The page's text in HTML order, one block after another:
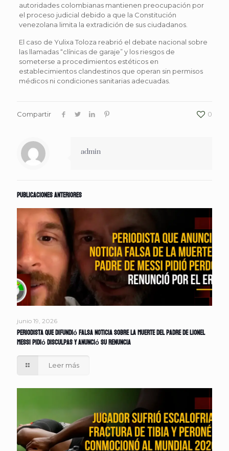
autoridades colombianas mantienen preocupación por
el proceso judicial debido a que la Constitución
venezolana limita la extradición de sus ciudadanos.
El caso de Yulixa Toloza reabrió el debate nacional sobre
las llamadas “clínicas de garaje” y los riesgos de
someterse a procedimientos estéticos en
establecimientos clandestinos que operan sin permisos
médicos ni condiciones sanitarias adecuadas.
Compartir 0
admin
Publicaciones anteriores
junio 19, 2026
Periodista que difundió falsa noticia sobre la muerte del padre de Lionel
Messi pidió disculpas y anunció su renuncia
Leer más